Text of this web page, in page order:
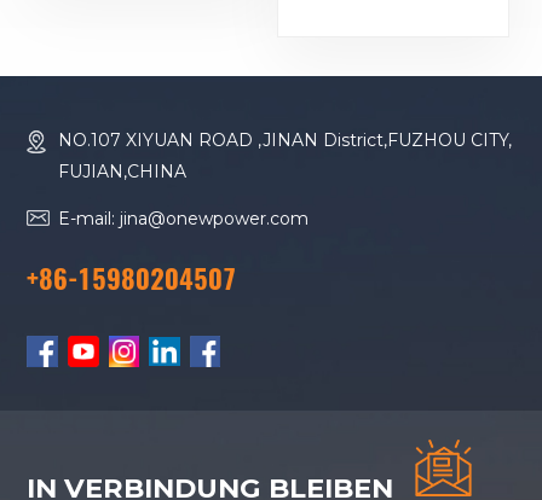
Dieselgenerator
NO.107 XIYUAN ROAD ,JINAN District,FUZHOU CITY,
FUJIAN,CHINA
E-mail: jina@onewpower.com
+86-15980204507
IN VERBINDUNG BLEIBEN